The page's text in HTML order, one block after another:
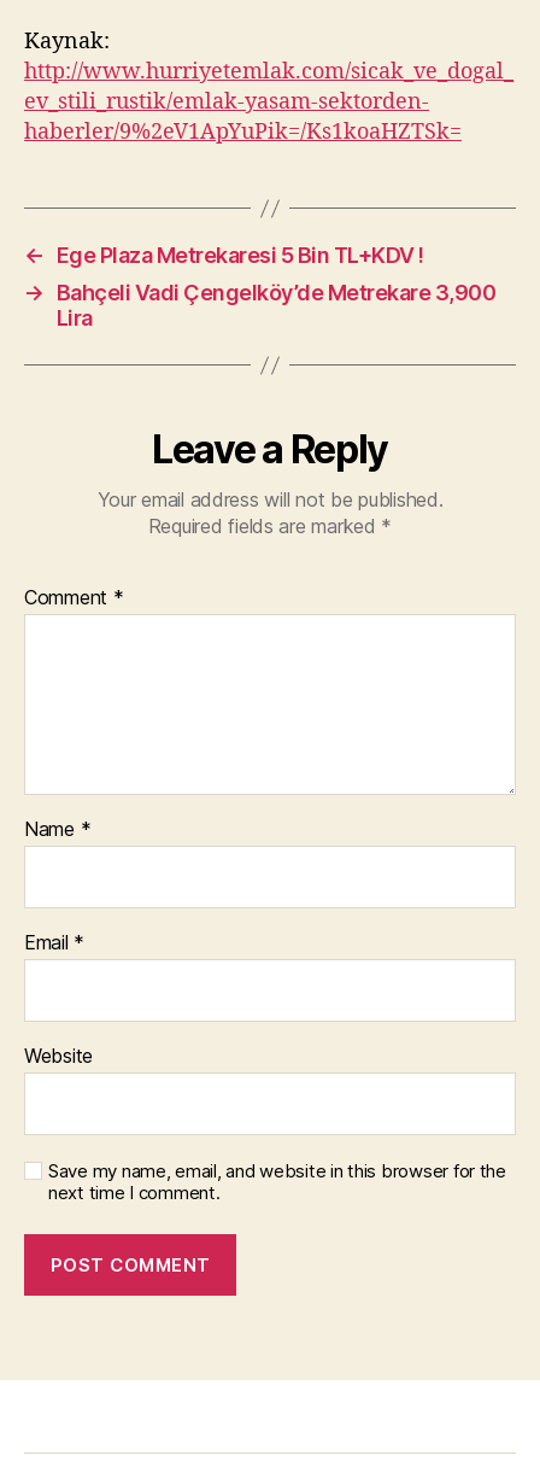
Kaynak:
http://www.hurriyetemlak.com/sicak_ve_dogal_
ev_stili_rustik/emlak-yasam-sektorden-
haberler/9%2eV1ApYuPik=/Ks1koaHZTSk=
←
Ege Plaza Metrekaresi 5 Bin TL+KDV !
→
Bahçeli Vadi Çengelköy’de Metrekare 3,900
Lira
Leave a Reply
Your email address will not be published.
Required fields are marked *
Comment *
Name *
Email *
Website
Save my name, email, and website in this browser for the
next time I comment.